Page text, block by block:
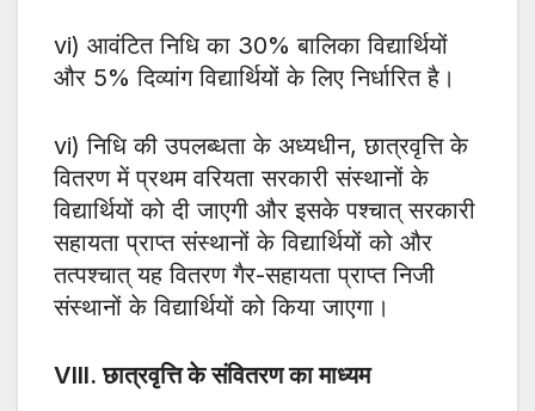
vi) आवंटित निधि का 30% बालिका विद्यार्थियों
और 5% दिव्यांग विद्यार्थियों के लिए निर्धारित है।
vi) निधि की उपलब्धता के अध्यधीन, छात्रवृत्ति के
वितरण में प्रथम वरियता सरकारी संस्थानों के
विद्यार्थियों को दी जाएगी और इसके पश्चात् सरकारी
सहायता प्राप्त संस्थानों के विद्यार्थियों को और
तत्पश्चात् यह वितरण गैर-सहायता प्राप्त निजी
संस्थानों के विद्यार्थियों को किया जाएगा।
VIII. छात्रवृत्ति के संवितरण का माध्यम